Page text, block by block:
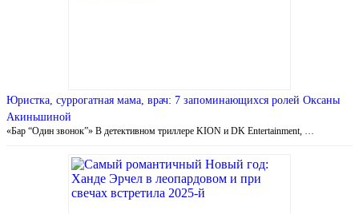
Юристка, суррогатная мама, врач: 7 запоминающихся ролей Оксаны
Акиньшиной
«Бар “Один звонок”» В детективном триллере KION и DK Entertainment, …